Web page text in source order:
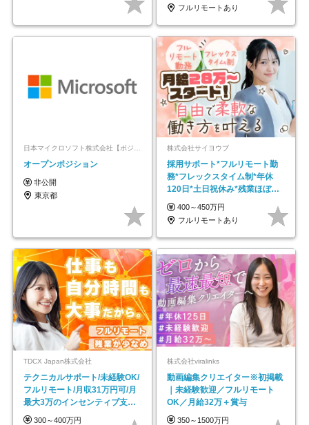
フルリモートあり
日本マイクロソフト株式会社【ポジションマッチ登録】
オープンポジション
非公開
東京都
株式会社サイヨウブ
採用サポート*フルリモート勤
務*フレックスタイム制*年休
120日*土日祝休み*残業ほぼな
し*育児中社員8割以上
400～450万円
フルリモートあり
TDCX Japan株式会社
テクニカルサポート/未経験OK/
フルリモート/月収31万円可/月
最大3万のインセンティブ支給/
平均年齢33歳
300～400万円
株式会社viralinks
動画編集クリエイター※初掲載
｜未経験歓迎／フルリモート
OK／月給32万＋賞与
350～1500万円